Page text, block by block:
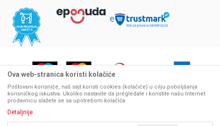
Ova web-stranica koristi kolačiće
Poštovani korisniče, naš sajt koristi cookies (kolačiće) u cilju poboljšanja
korisničkog iskustva. Ukoliko nastavite da pregledate i koristite našu Internet
prodavnicu slažete se sa upotrebom kolačića.
Detaljnije